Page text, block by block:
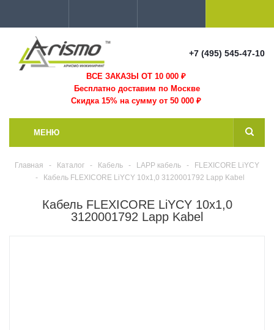
+7 (495) 545-47-10
ВСЕ ЗАКАЗЫ ОТ 10 000₽
Бесплатно доставим по Москве
Скидка 15% на сумму от 50 000 ₽
МЕНЮ
Главная - Каталог - Кабель - LAPP кабель -
FLEXICORE LiYCY
-
Кабель FLEXICORE LiYCY 10x1,0 3120001792 Lapp Kabel
Кабель FLEXICORE LiYCY 10x1,0
3120001792 Lapp Kabel